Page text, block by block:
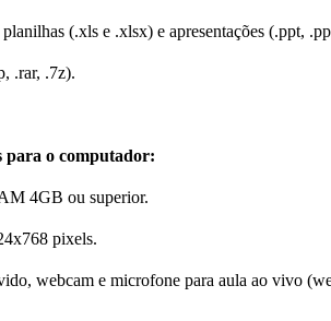
(.xls e .xlsx) e apresentações (.ppt,
.rar, .7z).
para o computador:
4GB ou superior.
pixels.
webcam e microfone para aula ao vivo